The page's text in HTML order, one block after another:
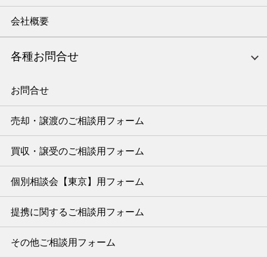
会社概要
各種お問合せ
お問合せ
売却・譲渡のご相談用フォーム
買収・譲受のご相談用フォーム
個別相談会【東京】用フォーム
提携に関するご相談用フォーム
その他ご相談用フォーム